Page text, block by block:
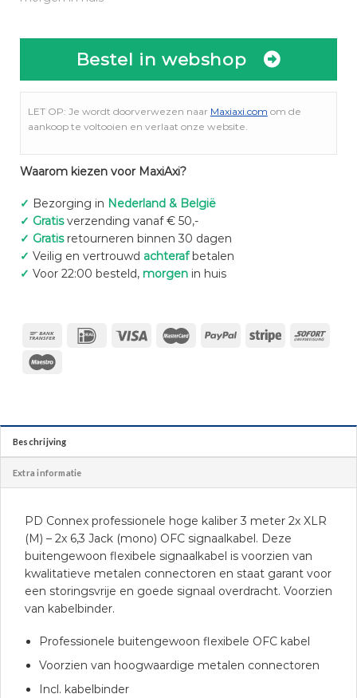
Bestel in webshop
LET OP: Je wordt doorverwezen naar Maxiaxi.com om de
aankoop te voltooien en verlaat onze website.
Waarom kiezen voor MaxiAxi?
✓ Bezorging in Nederland & België
✓ Gratisverzending vanaf € 50,-
✓ Gratisretourneren binnen 30 dagen
✓ Veilig en vertrouwd achterafbetalen
✓ Voor 22:00 besteld, morgenin huis
Beschrijving
Extra informatie
PD Connex professionele hoge kaliber 3 meter 2x XLR
(M) – 2x 6,3 Jack (mono) OFC signaalkabel. Deze
buitengewoon flexibele signaalkabel is voorzien van
kwalitatieve metalen connectoren en staat garant voor
een storingsvrije en goede signaal overdracht. Voorzien
van kabelbinder.
Professionele buitengewoon flexibele OFC kabel
Voorzien van hoogwaardige metalen connectoren
Incl. kabelbinder